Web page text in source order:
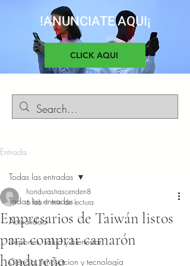
!ANUNCIATE AQUI¡
CLICK AQUI
Entrada
Todas las entradas
Actualidad
Deportes, salud y bienestar
Ciencia, Innovacion y tecnología
Todas las entradas
Empresarios de Taiwán listos
para comprar camarón
hondureño
hondurastrascenden8
6 feb 1 min de lectura